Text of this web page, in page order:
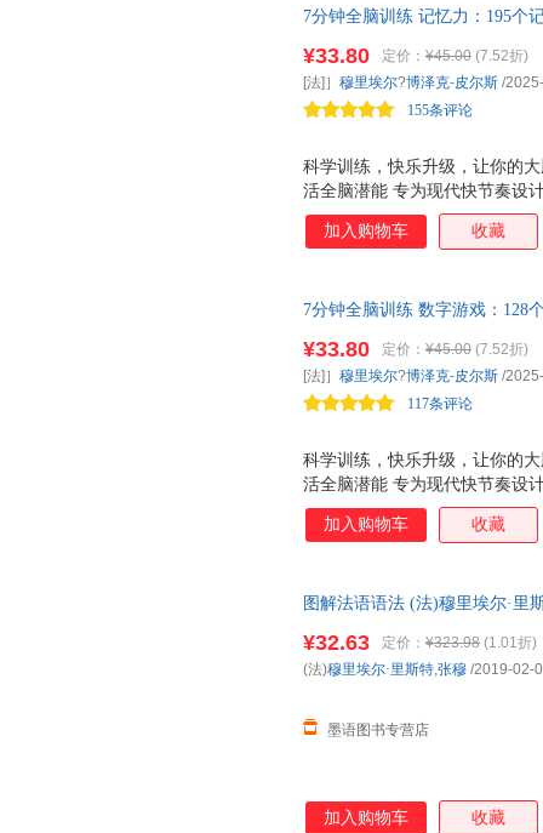
7分钟全脑训练 记忆力：195个
作，职场人、学生、银发族皆
科学训练，快乐升级，让你的
活全脑潜能 专为现代快节奏设
逻辑力、专注力，职场人、学
力时间 ！ 2、法国脑科学权威
题型，科学进阶体系，效果看
¥33.80 定价： ¥45.00 (7.52折)
155条评论
[法]］ 穆里埃尔?博泽克-皮尔斯 /
加入购物车 收藏
7分钟全脑训练 数字游戏：128
之作，职场人、学生、银发族
科学训练，快乐升级，让你的
活全脑潜能 专为现代快节奏设
逻辑力、专注力，职场人、学
力时间 ！ 2、法国脑科学作者
型，科学进阶体系，效果看得
升解题速度，思维更敏捷！
¥33.80 定价： ¥45.00 (7.52折)
117条评论
[法]］ 穆里埃尔?博泽克-皮尔斯 /
加入购物车 收藏
图解法语语法 (法)穆里埃尔·里
¥32.63 定价： ¥323.98 (1.01折)
墨语图书专营店
(法)穆里埃尔·里斯特,张穆 /2019-02-
加入购物车 收藏